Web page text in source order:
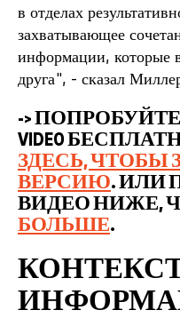
в отделах
захватывающее
информации, которые
друга", - сказал
-> ПОПРОБУЙТЕ
VIDEO
ЗДЕСЬ, ЧТОБЫ
ВЕРСИЮ. ИЛИ
ВИДЕО НИЖЕ,
БОЛЬШЕ.